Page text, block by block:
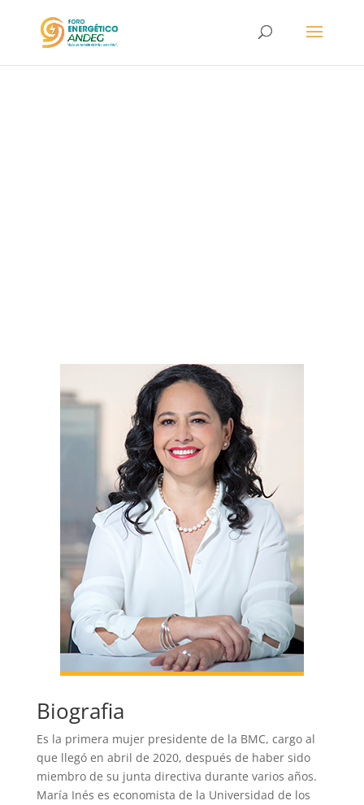
Biografia​
Es la primera mujer presidente de la BMC, cargo al
que llegó en abril de 2020, después de haber sido
miembro de su junta directiva durante varios años.
María Inés es economista de la Universidad de los